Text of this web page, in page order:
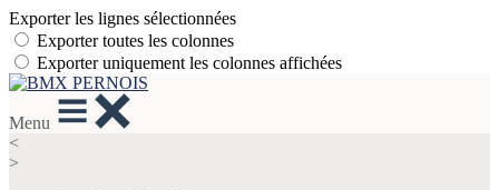
Exporter les lignes sélectionnées
Exporter toutes les colonnes
Exporter uniquement les colonnes affichées
Menu
<
>